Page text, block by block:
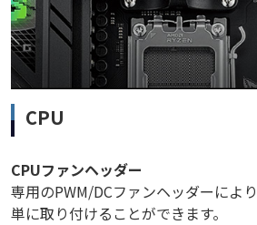
CPU
CPUファンヘッダー
専用のPWM/DCファンヘッダーによ
単に取り付けることができます。